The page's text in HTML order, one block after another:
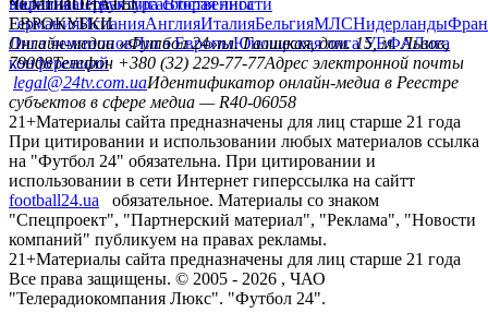
политикаСтруктура собственности
УкраинаПервая лигаВторая лига
ЧЕМПИОНАТЫ
ГерманияИспанияАнглияИталияБельгияМЛСНидерланды
ЕВРОКУБКИ
Лига чемпионовЛига ЕвропыЮношеская лига УЕФАЛига
конференций
Онлайн-медиа «Футбол 24»пл. Галицкая, дом. 15, м. Львов,
79008Телефон +380 (32) 229-77-77Адрес электронной почты
legal@24tv.com.uaИдентификатор онлайн-медиа в Реестре
субъектов в сфере медиа — R40-06058
21+Материалы сайта предназначены для лиц старше 21 года
При цитировании и использовании любых материалов ссылка
на "Футбол 24" обязательна. При цитировании и
использовании в сети Интернет гиперссылка на сайтт
football24.ua
обязательное. Материалы со знаком
"Спецпроект", "Партнерский материал", "Реклама", "Новости
компаний" публикуем на правах рекламы.
21+Материалы сайта предназначены для лиц старше 21 года
Все права защищены. © 2005 - 2026 , ЧАО
"Телерадиокомпания Люкс". "Футбол 24".